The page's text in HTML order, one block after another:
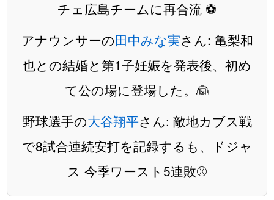
チェ広島チームに再合流 ⚽️
アナウンサーの田中みな実さん: 亀梨和
也との結婚と第1子妊娠を発表後、初め
て公の場に登場した。👰
野球選手の大谷翔平さん: 敵地カブス戦
で8試合連続安打を記録するも、ドジャ
ス 今季ワースト5連敗⚾️